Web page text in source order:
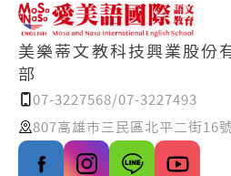
美樂蒂文教科技興業股份
部
07-3227568/07-3227493
807高雄市三民區北平二街16